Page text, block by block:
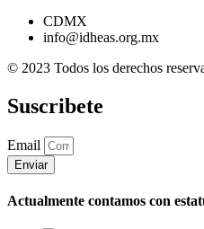
CDMX
info@idheas.org.mx
© 2023 Todos los derechos
Suscribete
Email
Enviar
Actualmente contamos con